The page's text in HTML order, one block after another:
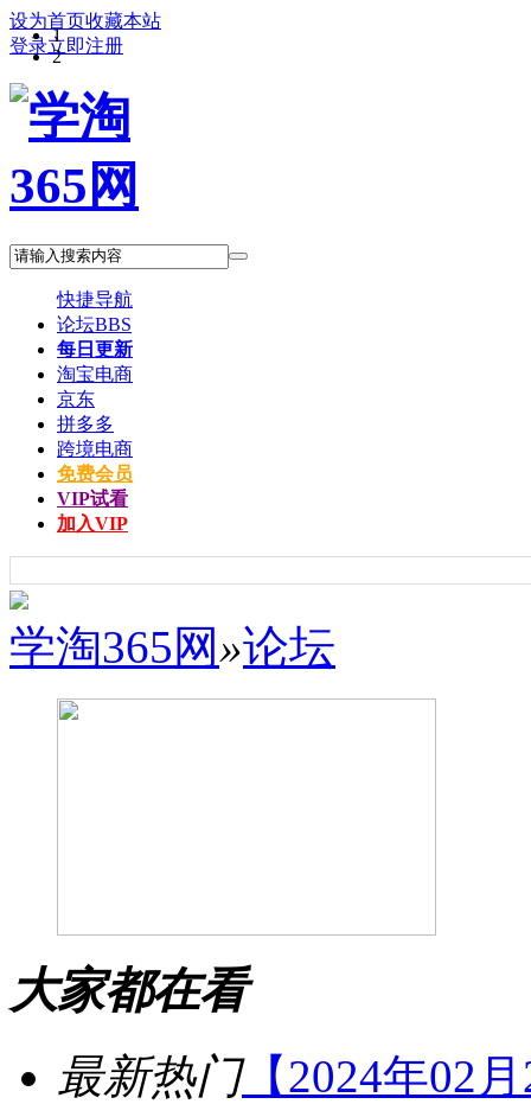
设为首页收藏本站
登录立即注册
快捷导航
论坛BBS
每日更新
淘宝电商
京东
拼多多
跨境电商
免费会员
VIP试看
加入VIP
学淘365网»论坛
1
2
大家都在看
最新热门【2024年02